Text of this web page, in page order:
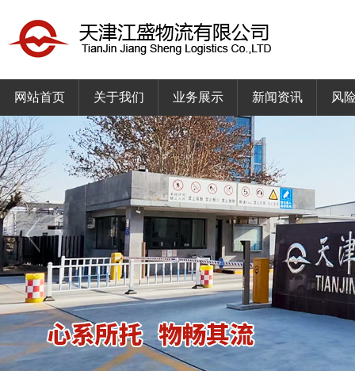
网站首页 关于我们 业务展示 新闻资讯 风